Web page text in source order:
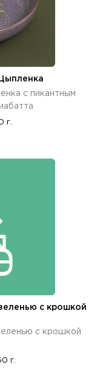
с пикантным
г.
с крошкой
с крошкой
г.